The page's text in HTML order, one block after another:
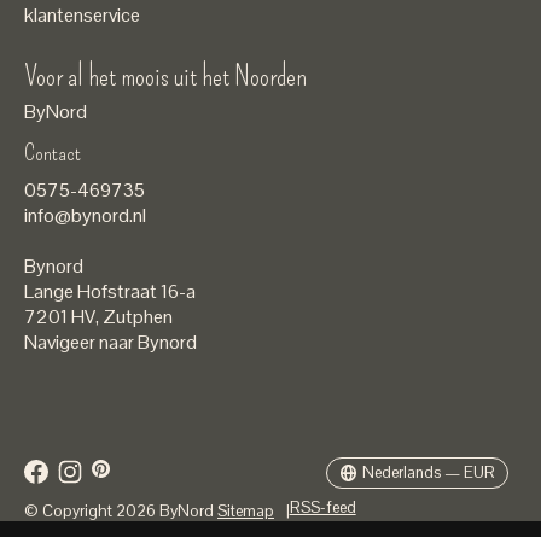
klantenservice
Voor al het moois uit het Noorden
ByNord
Contact
0575-469735
info@bynord.nl
Bynord
Lange Hofstraat 16-a
7201 HV, Zutphen
Navigeer naar Bynord
© Copyright 2026 ByNord Sitemap |RSS-feed
Nederlands — EUR